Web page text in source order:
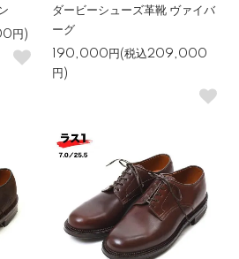
円)
ダービーシューズ革靴 ヴァイバ
ーグ
190,000円(税込209,000
円)